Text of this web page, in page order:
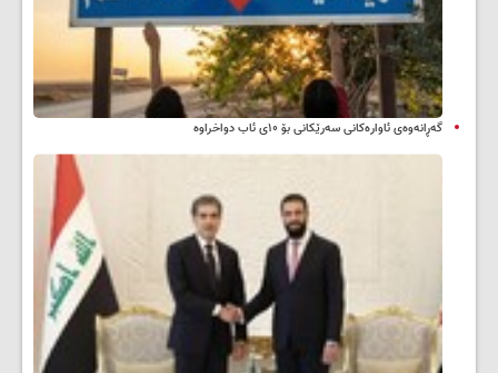
گەڕانەوەی ئاوارەکانی سەرێکانی بۆ ۱۰ی ئاب دواخراوە